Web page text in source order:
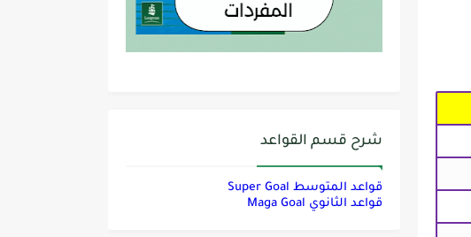
شرح قسم القواعد
قواعد المتوسط Super Goal
قواعد الثانوي Maga Goal